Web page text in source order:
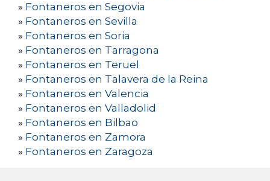
» Fontaneros en Segovia
» Fontaneros en Sevilla
» Fontaneros en Soria
» Fontaneros en Tarragona
» Fontaneros en Teruel
» Fontaneros en Talavera de la Reina
» Fontaneros en Valencia
» Fontaneros en Valladolid
» Fontaneros en Bilbao
» Fontaneros en Zamora
» Fontaneros en Zaragoza